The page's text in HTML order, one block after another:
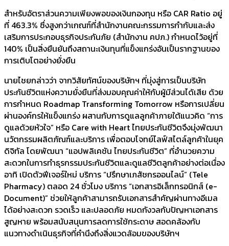
สำหรับอัตราส่วนความเพียงพอของเงินกองทุน หรือ CAR Ratio อยู่
ที่ 463.3% ซึ่งสูงกว่าเกณฑ์ที่สำนักงานคณะกรรมการกำกับและส่ง
เสริมการประกอบธุรกิจประกันภัย (สำนักงาน คปภ.) กำหนดไว้อยู่ที่
140% เป็นสิ่งยืนยันถึงสถานะเงินทุนที่แข็งแกร่งอันเป็นรากฐานของ
การเติบโตอย่างยั่งยืน
นายไชยกล่าวว่า จากวิสัยทัศน์ของบริษัทฯ ที่มุ่งสู่การเป็นบริษัท
ประกันชีวิตแห่งความยั่งยืนที่ส่งมอบคุณค่าให้กับผู้มีส่วนได้เสีย ด้วย
การกำหนด Roadmap Transforming Tomorrow หรือการเปลี่ยน
ผ่านองค์กรให้แข็งแกร่ง ผสานกับการดูแลลูกค้าภายใต้แนวคิด “การ
ดูแลด้วยหัวใจ” หรือ Care with Heart ไทยประกันชีวิตจึงมุ่งพัฒนา
นวัตกรรมผลิตภัณฑ์และบริการ เพื่อตอบโจทย์ไลฟ์สไตล์ลูกค้าในยุค
ดิจิทัล โดยพัฒนา “แอปพลิเคชัน ไทยประกันชีวิต” ที่อำนวยความ
สะดวกในการทำธุรกรรมประกันชีวิตและดูแลชีวิตลูกค้าอย่างต่อเนื่อง
อาทิ เปิดตัวฟีเจอร์ใหม่ บริการ “ปรึกษาเภสัชกรออนไลน์” (Tele
Pharmacy) ตลอด 24 ชั่วโมง บริการ “เอกสารอิเล็กทรอนิกส์ (e-
Document)” ช่วยให้ลูกค้าสามารถรับเอกสารสำคัญผ่านทางอีเมล
ได้อย่างสะดวก รวดเร็ว และปลอดภัย หมดกังวลกับปัญหาเอกสาร
สูญหาย พร้อมสนับสนุนการลดการใช้กระดาษ สอดคล้องกับ
แนวทางดำเนินธุรกิจที่คำนึงถึงสิ่งแวดล้อมของบริษัทฯ